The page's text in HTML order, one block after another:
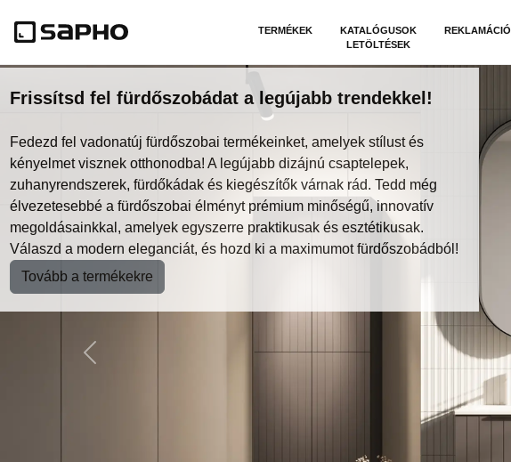
TERMÉKEK
KATALÓGUSOK
LETÖLTÉSEK
REKLAMÁCIÓ
Previous
Frissítsd fel fürdőszobádat a legújabb trendekkel!
Fedezd fel vadonatúj fürdőszobai termékeinket, amelyek stílust és
kényelmet visznek otthonodba! A legújabb dizájnú csaptelepek,
zuhanyrendszerek, fürdőkádak és kiegészítők várnak rád. Tedd még
élvezetesebbé a fürdőszobai élményt prémium minőségű, innovatív
megoldásainkkal, amelyek egyszerre praktikusak és esztétikusak.
Válaszd a modern eleganciát, és hozd ki a maximumot fürdőszobádból!
Tovább a termékekre